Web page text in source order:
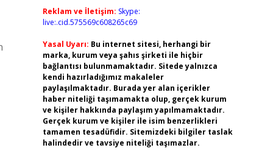
Reklam ve İletişim: Skype:
live:.cid.575569c608265c69
Yasal Uyarı: Bu internet sitesi, herhangi bir
marka, kurum veya şahıs şirketi ile hiçbir
bağlantısı bulunmamaktadır. Sitede yalnızca
kendi hazırladığımız makaleler
paylaşılmaktadır. Burada yer alan içerikler
haber niteliği taşımamakta olup, gerçek kurum
ve kişiler hakkında paylaşım yapılmamaktadır.
Gerçek kurum ve kişiler ile isim benzerlikleri
tamamen tesadüfidir. Sitemizdeki bilgiler taslak
halindedir ve tavsiye niteliği taşımazlar.